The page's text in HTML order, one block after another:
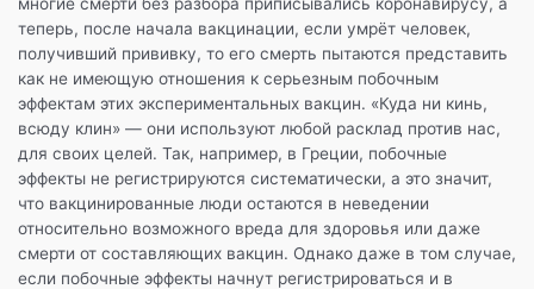
теперь, после начала вакцинации, если умрёт человек,
получивший прививку, то его смерть пытаются представить
как не имеющую отношения к серьезным побочным
эффектам этих экспериментальных вакцин. «Куда ни кинь,
всюду клин» — они используют любой расклад против нас,
для своих целей. Так, например, в Греции, побочные
эффекты не регистрируются систематически, а это значит,
что вакцинированные люди остаются в неведении
относительно возможного вреда для здоровья или даже
смерти от составляющих вакцин. Однако даже в том случае,
если побочные эффекты начнут регистрироваться и в